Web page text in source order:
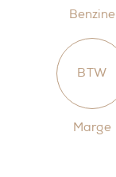
Benzine
BTW
Marge